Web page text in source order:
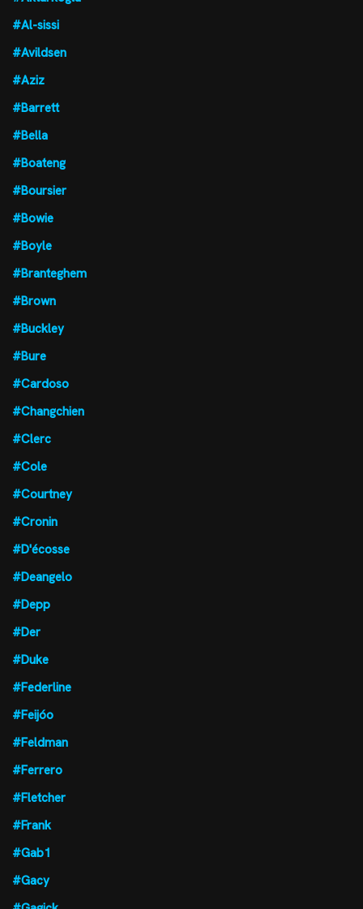
#Al-sissi
#Avildsen
#Aziz
#Barrett
#Bella
#Boateng
#Boursier
#Bowie
#Boyle
#Branteghem
#Brown
#Buckley
#Bure
#Cardoso
#Changchien
#Clerc
#Cole
#Courtney
#Cronin
#D'écosse
#Deangelo
#Depp
#Der
#Duke
#Federline
#Feijóo
#Feldman
#Ferrero
#Fletcher
#Frank
#Gab1
#Gacy